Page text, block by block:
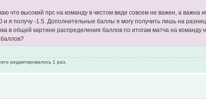
что высокий прс на команду в чистом виде совсем не важен, а
я получу -1.5. Дополнительные баллы я могу получить лишь на
в общей картине распределения баллов по итогам матча на
редактировалось 1 раз.